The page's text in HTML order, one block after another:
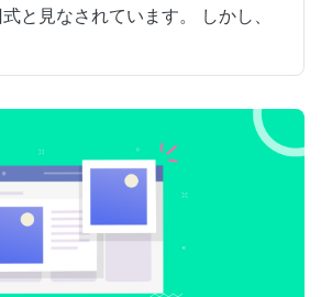
と見なされています。 しかし、